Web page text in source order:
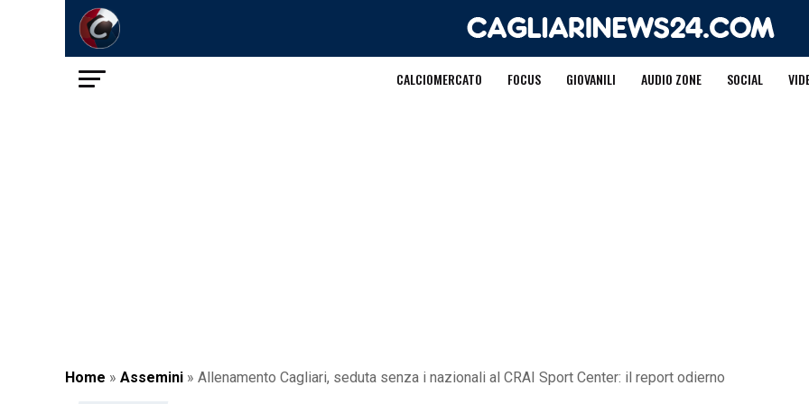
CALCIOMERCATO FOCUS GIOVANILI AUDIO ZONE SOCIAL
Home » Assemini » Allenamento Cagliari, seduta senza i nazionali al CRAI Sport Center: il report odierno